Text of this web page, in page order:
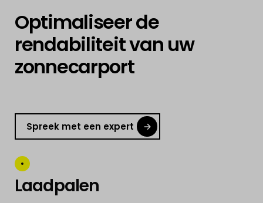
Optimaliseer de
rendabiliteit van uw
zonnecarport
Spreek met een expert
Laadpalen